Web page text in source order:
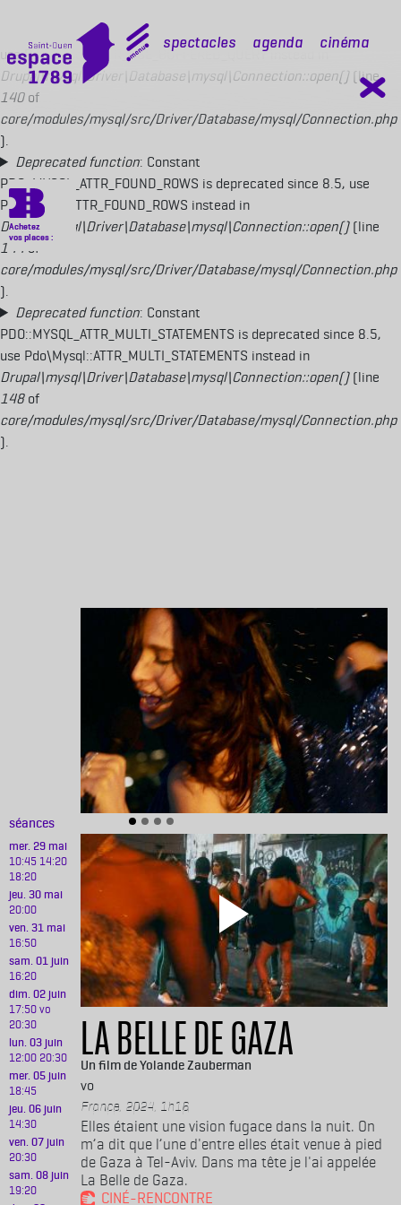
PDO::MYSQL_ATTR_USE_BUFFERED_QUERY is deprecated since 8.5,
use Pdo\Mysql::ATTR_USE_BUFFERED_QUERY instead in
Drupal\mysql\Driver\Database\mysql\Connection::open() (line
140of
core/modules/mysql/src/Driver/Database/mysql/Connection.php
).
Deprecated function: Constant
PDO::MYSQL_ATTR_FOUND_ROWS is deprecated since 8.5, use
Pdo\Mysql::ATTR_FOUND_ROWS instead in
Drupal\mysql\Driver\Database\mysql\Connection::open()(line
144of
core/modules/mysql/src/Driver/Database/mysql/Connection.php
).
Deprecated function: Constant
PDO::MYSQL_ATTR_MULTI_STATEMENTS is deprecated since 8.5,
use Pdo\Mysql::ATTR_MULTI_STATEMENTS instead in
Drupal\mysql\Driver\Database\mysql\Connection::open()(line
148of
core/modules/mysql/src/Driver/Database/mysql/Connection.php
).
mobile top
Spectacles Agenda Cinéma
LA BELLE DE GAZA
Yolande Zauberman
vo
France, 2024, 1h16
Elles étaient une vision fugace dans la nuit. On
m’a dit que l’une d'entre elles était venue à pied
de Gaza à Tel-Aviv. Dans ma tête je l'ai appelée
La Belle de Gaza.
CINÉ-RENCONTRE
séances
mer. 29 mai
10:45 14:20
18:20
jeu. 30 mai
20:00
ven. 31 mai
16:50
sam. 01 juin
16:20
dim. 02 juin
17:50 vo
20:30
lun. 03 juin
12:00 20:30
mer. 05 juin
18:45
jeu. 06 juin
14:30
ven. 07 juin
20:30
sam. 08 juin
19:20